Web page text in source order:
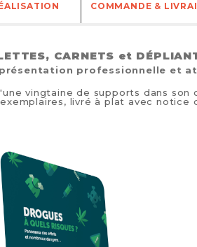
COMMANDE &
CARNETS et
professionnelle et
vingtaine de supports dans son
livré à plat avec notice